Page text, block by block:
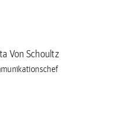
Von Schoultz